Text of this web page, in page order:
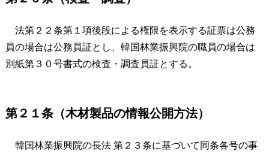
法第２２条第１項後段による権限を表示する証票は公務
員の場合は公務員証とし、韓国林業振興院の職員の場合は
別紙第３０号書式の検査・調査員証とする。
第２１条（木材製品の情報公開方法）
韓国林業振興院の長法 第２３条に基づいて同条各号の事